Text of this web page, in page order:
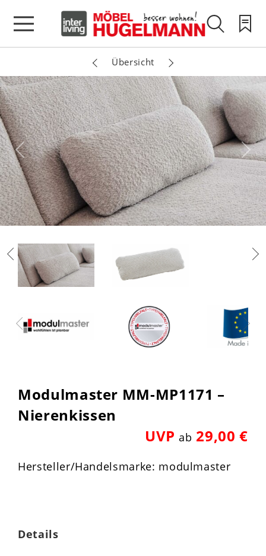
Übersicht
Modulmaster MM-MP1171 –
Nierenkissen
UVPab 29,00 €
Hersteller/Handelsmarke: modulmaster
Details